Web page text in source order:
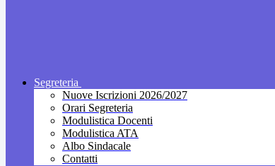
Segreteria
Nuove Iscrizioni 2026/2027
Orari Segreteria
Modulistica Docenti
Modulistica ATA
Albo Sindacale
Contatti